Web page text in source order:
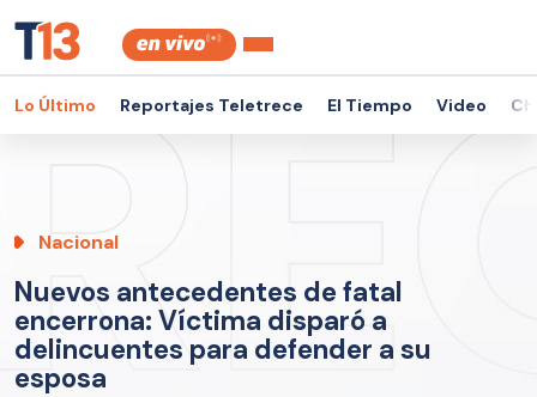
Lo Último Reportajes Teletrece El Tiempo Video
Nacional
Nuevos antecedentes de fatal
encerrona: Víctima disparó a
delincuentes para defender a su
esposa